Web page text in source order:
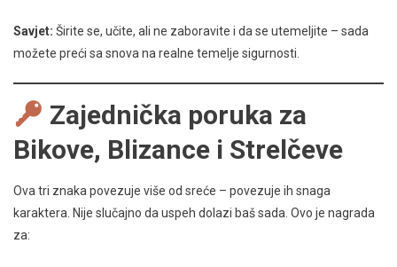
Savjet: Širite se, učite, ali ne zaboravite i da se utemeljite – sada
možete preći sa snova na realne temelje sigurnosti.
Zajednička poruka za
Bikove, Blizance i Strelčeve
Ova tri znaka povezuje više od sreće – povezuje ih snaga
karaktera. Nije slučajno da uspeh dolazi baš sada. Ovo je nagrada
za: